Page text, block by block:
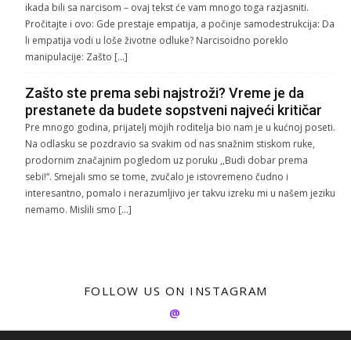
ikada bili sa narcisom – ovaj tekst će vam mnogo toga razjasniti.
Pročitajte i ovo: Gde prestaje empatija, a počinje samodestrukcija: Da
li empatija vodi u loše životne odluke? Narcisoidno poreklo
manipulacije: Zašto […]
Zašto ste prema sebi najstroži? Vreme je da
prestanete da budete sopstveni najveći kritičar
Pre mnogo godina, prijatelj mojih roditelja bio nam je u kućnoj poseti.
Na odlasku se pozdravio sa svakim od nas snažnim stiskom ruke,
prodornim značajnim pogledom uz poruku ,,Budi dobar prema
sebi!“. Smejali smo se tome, zvučalo je istovremeno čudno i
interesantno, pomalo i nerazumljivo jer takvu izreku mi u našem jeziku
nemamo. Mislili smo […]
FOLLOW US ON INSTAGRAM
@